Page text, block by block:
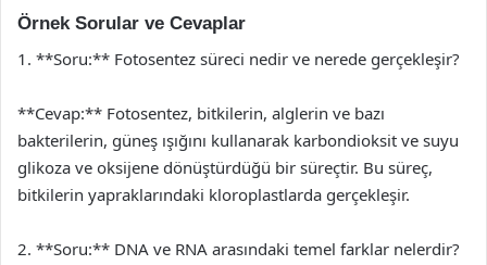
Örnek Sorular ve Cevaplar
1. **Soru:** Fotosentez süreci nedir ve nerede gerçekleşir?
**Cevap:** Fotosentez, bitkilerin, alglerin ve bazı
bakterilerin, güneş ışığını kullanarak karbondioksit ve suyu
glikoza ve oksijene dönüştürdüğü bir süreçtir. Bu süreç,
bitkilerin yapraklarındaki kloroplastlarda gerçekleşir.
2. **Soru:** DNA ve RNA arasındaki temel farklar nelerdir?